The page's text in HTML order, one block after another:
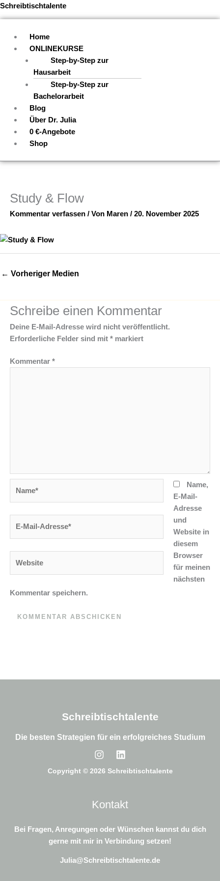
Zum
Inhalt
Schreibtischtalente
Menü
Home
ONLINEKURSE
Step-by-Step zur
Hausarbeit
Step-by-Step zur
Bachelorarbeit
Blog
Über Dr. Julia
0 €-Angebote
Shop
Study & Flow
Kommentar verfassen / Von Maren / 20. November 2025
← Vorheriger Medien
Schreibe einen Kommentar
Deine E-Mail-Adresse wird nicht veröffentlicht.
Erforderliche Felder sind mit * markiert
Kommentar *
Mail-
Name,
E-Mail-
Adresse
und
Website in
diesem
Browser
für meinen
nächsten
Kommentar speichern.
Schreibtischtalente
Die besten Strategien für ein erfolgreiches Studium
Copyright © 2026 Schreibtischtalente
Kontakt
Bei Fragen, Anregungen oder Wünschen kannst du dich
gerne mit mir in Verbindung setzen!
Julia@Schreibtischtalente.de